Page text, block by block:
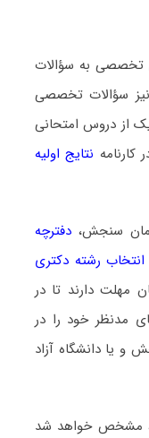
تخصصی به سؤالات
سؤالات تخصصی
از دروس امتحانی
کارنامه نتایج اولیه
سنجش،دفترچه
انتخاب رشته دکتری
مهلت دارند تا در
مدنظر خود را در
و یا دانشگاه آزاد
مشخص خواهد شد